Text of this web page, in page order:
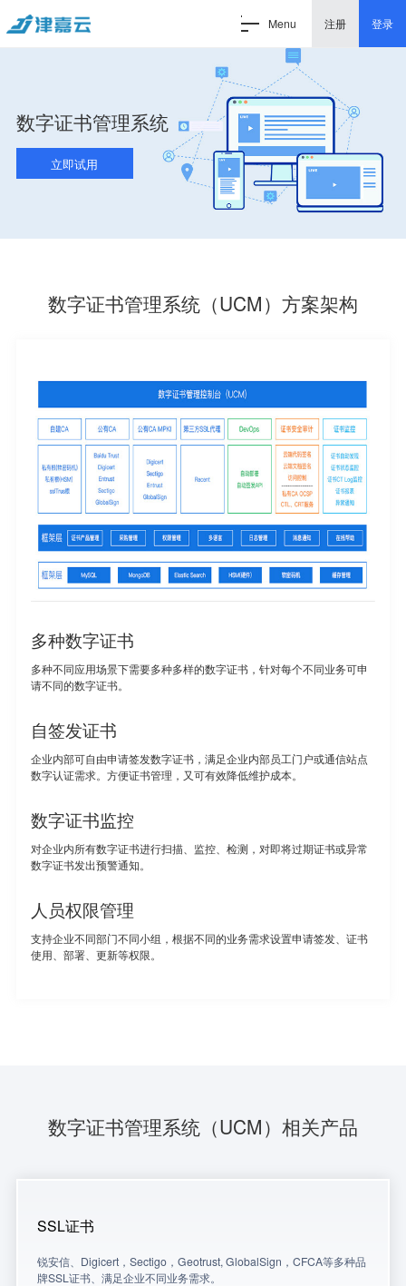
Menu 注册 登录
数字证书管理系统
立即试用
数字证书管理系统（UCM）方案架构
多种数字证书
多种不同应用场景下需要多种多样的数字证书，针对每个不同业务可申
请不同的数字证书。
自签发证书
企业内部可自由申请签发数字证书，满足企业内部员工门户或通信站点
数字认证需求。方便证书管理，又可有效降低维护成本。
数字证书监控
对企业内所有数字证书进行扫描、监控、检测，对即将过期证书或异常
数字证书发出预警通知。
人员权限管理
支持企业不同部门不同小组，根据不同的业务需求设置申请签发、证书
使用、部署、更新等权限。
数字证书管理系统（UCM）相关产品
SSL证书
锐安信、Digicert，Sectigo，Geotrust, GlobalSign，CFCA等多种品
牌SSL证书、满足企业不同业务需求。